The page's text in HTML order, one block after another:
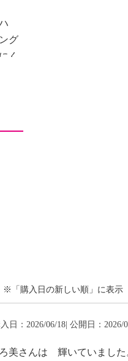
グ
く
サ
美
５
※「購入日の新しい順」に表示
日：2026/06/18| 公開日：2026/
美さんは 輝いていまし